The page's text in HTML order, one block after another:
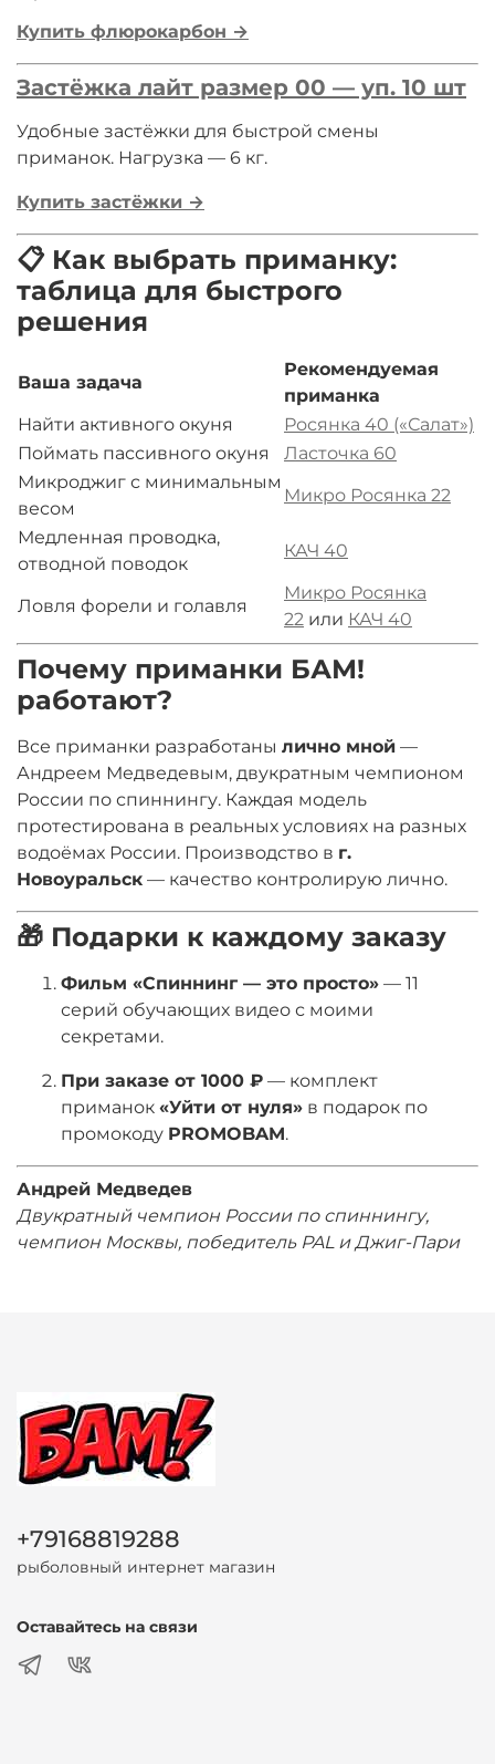
Купить флюрокарбон →
Застёжка лайт размер 00 — уп. 10 шт
Удобные застёжки для быстрой смены
приманок. Нагрузка — 6 кг.
Купить застёжки →
📋 Как выбрать приманку:
таблица для быстрого
решения
Ваша задача
Рекомендуемая
приманка
Найти активного окуня
Росянка 40 («Салат»)
Поймать пассивного окуня
Ласточка 60
Микроджиг с минимальным
весом
Микро Росянка 22
Медленная проводка,
отводной поводок
КАЧ 40
Ловля форели и голавля
Микро Росянка
22 или КАЧ 40
Почему приманки БАМ!
работают?
Все приманки разработаны лично мной —
Андреем Медведевым, двукратным чемпионом
России по спиннингу. Каждая модель
протестирована в реальных условиях на разных
водоёмах России. Производство в г.
Новоуральск — качество контролирую лично.
🎁 Подарки к каждому заказу
Фильм «Спиннинг — это просто» — 11
серий обучающих видео с моими
секретами.
При заказе от 1000 ₽ — комплект
приманок «Уйти от нуля» в подарок по
промокоду PROMOBAM.
Андрей Медведев
Двукратный чемпион России по спиннингу,
чемпион Москвы, победитель PAL и Джиг-Пари
+79168819288
рыболовный интернет магазин
Оставайтесь на связи